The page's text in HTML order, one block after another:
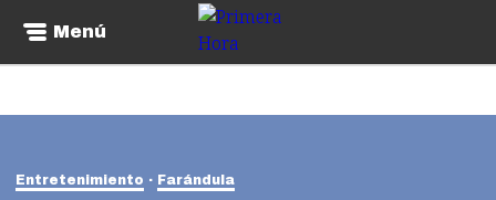
Menú
Entretenimiento Farándula